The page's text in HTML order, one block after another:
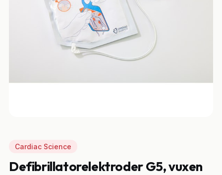
Cardiac Science
Defibrillatorelektroder G5, vuxen